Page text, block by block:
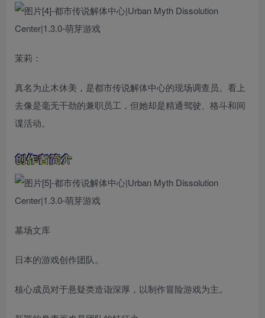
茉莉：
真名为止木休美，是都市传说解体中心的现场调查员。看上
去像是毫无干劲的兼职员工，但她却是精通驾驶、格斗和间
谍活动。
墓场文库
日本的游戏创作团队。
核心成员对于悬疑类造诣深厚，以制作冒险游戏为主。